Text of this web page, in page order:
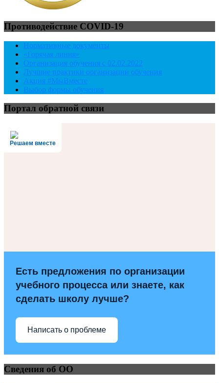
Противодействие COVID-19
Нормативные документы
«Горячая линия»
Организация обучения с 02.02.2022
Лучшие практики организации обучения
Акция #МыВместе
Выбор формы обучения
Портал обратной связи
Решаем вместе
Есть предложения по организации
учебного процесса или знаете, как
сделать школу лучше?
Написать о проблеме
Сведения об ОО